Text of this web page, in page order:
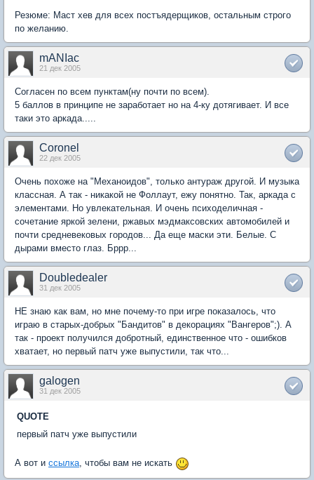
Резюме: Маст хев для всех постъядерщиков, остальным строго
по желанию.
mANIac
21 дек 2005
Согласен по всем пунктам(ну почти по всем).
5 баллов в принципе не заработает но на 4-ку дотягивает. И все
таки это аркада.....
Coronel
22 дек 2005
Очень похоже на "Механоидов", только антураж другой. И музыка
классная. А так - никакой не Фоллаут, ежу понятно. Так, аркада с
элементами. Но увлекательная. И очень психоделичная -
сочетание яркой зелени, ржавых мэдмаксовских автомобилей и
почти средневековых городов... Да еще маски эти. Белые. С
дырами вместо глаз. Бррр...
Doubledealer
31 дек 2005
НЕ знаю как вам, но мне почему-то при игре показалось, что
играю в старых-добрых "Бандитов" в декорациях "Вангеров";). А
так - проект получился добротный, единственное что - ошибков
хватает, но первый патч уже выпустили, так что...
galogen
31 дек 2005
QUOTE
первый патч уже выпустили
А вот и ссылка, чтобы вам не искать